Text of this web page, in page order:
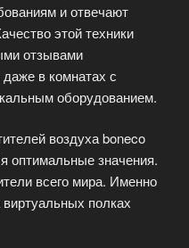
и отвечают
этой техники
отзывами
в комнатах с
оборудованием.
воздуха boneco
оптимальные значения.
всего мира. Именно
полках